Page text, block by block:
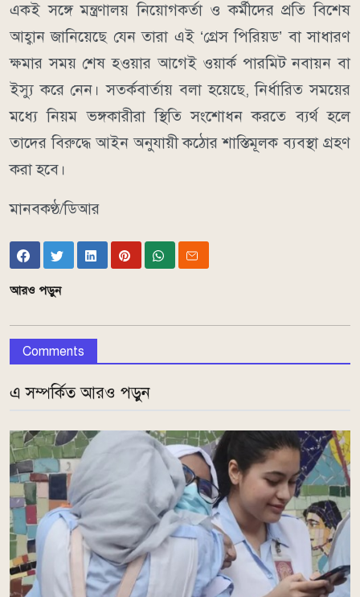
একই সঙ্গে মন্ত্রণালয় নিয়োগকর্তা ও কর্মীদের প্রতি বিশেষ
আহ্বান জানিয়েছে যেন তারা এই ‘গ্রেস পিরিয়ড’ বা সাধারণ
ক্ষমার সময় শেষ হওয়ার আগেই ওয়ার্ক পারমিট নবায়ন বা
ইস্যু করে নেন। সতর্কবার্তায় বলা হয়েছে, নির্ধারিত সময়ের
মধ্যে নিয়ম ভঙ্গকারীরা স্থিতি সংশোধন করতে ব্যর্থ হলে
তাদের বিরুদ্ধে আইন অনুযায়ী কঠোর শাস্তিমূলক ব্যবস্থা গ্রহণ
করা হবে।
মানবকণ্ঠ/ডিআর
আরও পড়ুন
Comments
এ সম্পর্কিত আরও পড়ুন